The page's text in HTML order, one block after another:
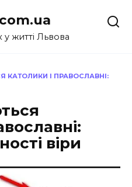
житті Львова
КАТОЛИКИ І ПРАВОСЛАВНІ:
віри